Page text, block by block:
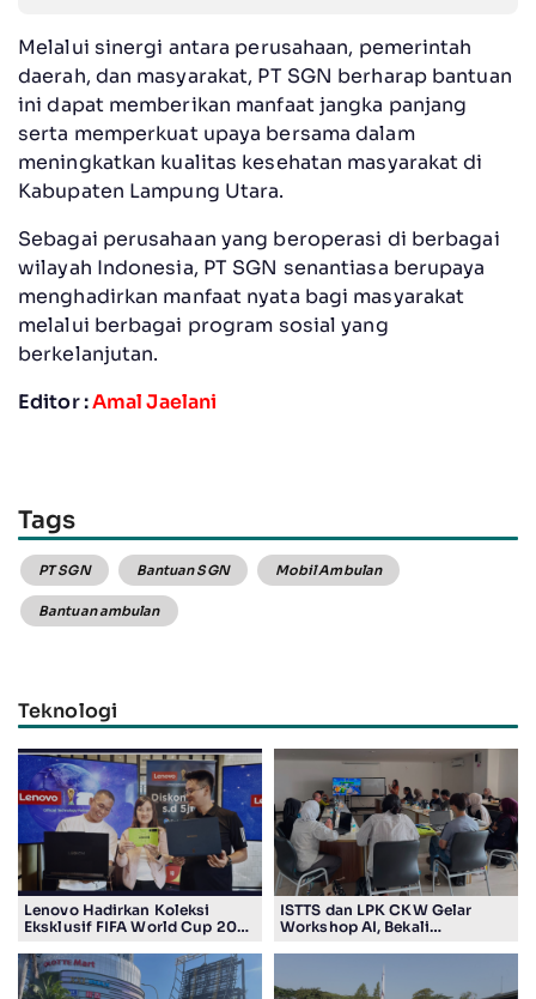
Melalui sinergi antara perusahaan, pemerintah
daerah, dan masyarakat, PT SGN berharap bantuan
ini dapat memberikan manfaat jangka panjang
serta memperkuat upaya bersama dalam
meningkatkan kualitas kesehatan masyarakat di
Kabupaten Lampung Utara.
Sebagai perusahaan yang beroperasi di berbagai
wilayah Indonesia, PT SGN senantiasa berupaya
menghadirkan manfaat nyata bagi masyarakat
melalui berbagai program sosial yang
berkelanjutan.
Editor :Amal Jaelani
Tags
PT SGN Bantuan SGN Mobil Ambulan
Bantuan ambulan
Teknologi
Lenovo Hadirkan Koleksi
Eksklusif FIFA World Cup 2026
Penggemar Teknologi dan
Sepak Bola
ISTTS dan LPK CKW Gelar
Workshop AI, Bekali
Digital